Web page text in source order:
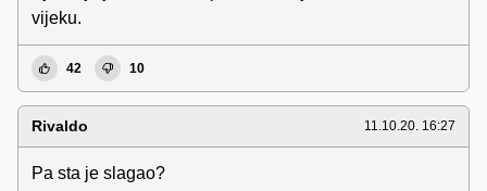
vijeku.
42 10
Rivaldo 11.10.20. 16:27
Pa sta je slagao?